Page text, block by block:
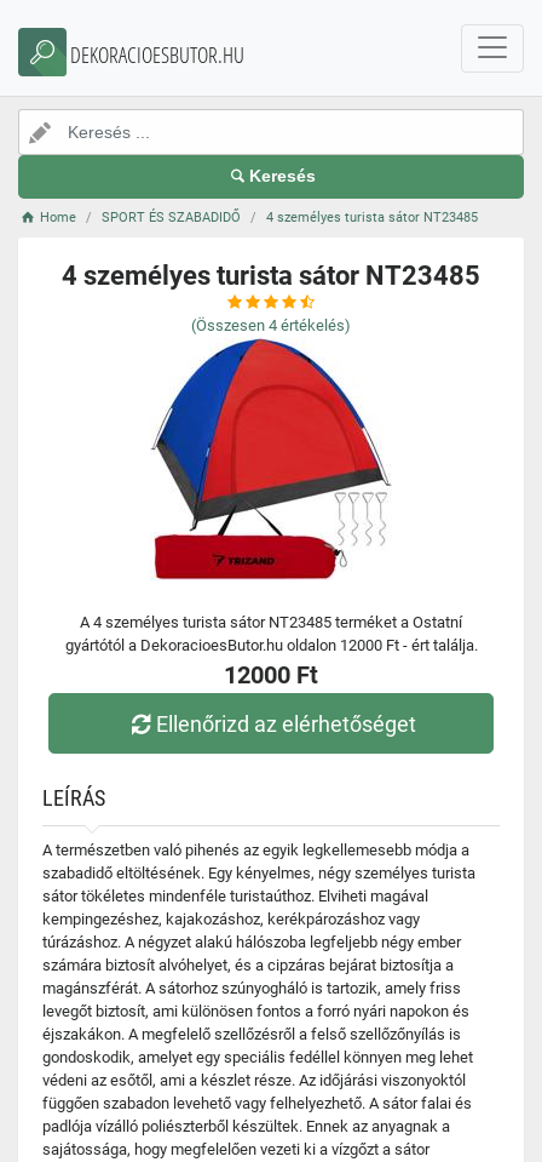
DEKORACIOESBUTOR.HU
Keresés
Home SPORT ÉS SZABADIDŐ 4 személyes turista sátor NT23485
4 személyes turista sátor NT23485
(Összesen 4 értékelés)
A 4 személyes turista sátor NT23485 terméket a Ostatní
gyártótól a DekoracioesButor.hu oldalon 12000 Ft - ért találja.
12000 Ft
Ellenőrizd az elérhetőséget
LEÍRÁS
A természetben való pihenés az egyik legkellemesebb módja a
szabadidő eltöltésének. Egy kényelmes, négy személyes turista
sátor tökéletes mindenféle turistaúthoz. Elviheti magával
kempingezéshez, kajakozáshoz, kerékpározáshoz vagy
túrázáshoz. A négyzet alakú hálószoba legfeljebb négy ember
számára biztosít alvóhelyet, és a cipzáras bejárat biztosítja a
magánszférát. A sátorhoz szúnyogháló is tartozik, amely friss
levegőt biztosít, ami különösen fontos a forró nyári napokon és
éjszakákon. A megfelelő szellőzésről a felső szellőzőnyílás is
gondoskodik, amelyet egy speciális fedéllel könnyen meg lehet
védeni az esőtől, ami a készlet része. Az időjárási viszonyoktól
függően szabadon levehető vagy felhelyezhető. A sátor falai és
padlója vízálló poliészterből készültek. Ennek az anyagnak a
sajátossága, hogy megfelelően vezeti ki a vízgőzt a sátor